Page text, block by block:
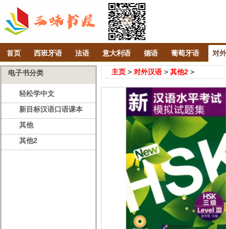
首页 西班牙语 法语 意大利语 德语 葡萄牙语 对
电子书分类
轻松学中文
新目标汉语口语课本
其他
其他2
主页 > 对外汉语> 其他2 >